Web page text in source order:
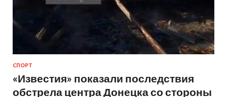
СПОРТ
«Известия» показали последствия
обстрела центра Донецка со стороны